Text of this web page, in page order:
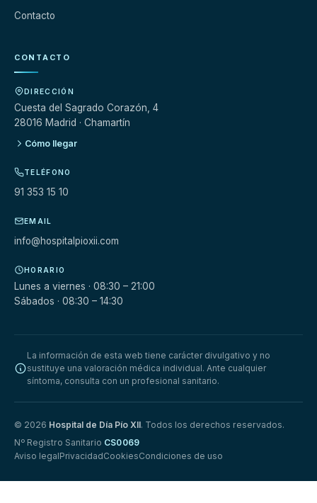
Contacto
CONTACTO
DIRECCIÓN
Cuesta del Sagrado Corazón, 4
28016 Madrid · Chamartín
Cómo llegar
TELÉFONO
91 353 15 10
EMAIL
info@hospitalpioxii.com
HORARIO
Lunes a viernes · 08:30 – 21:00
Sábados · 08:30 – 14:30
La información de esta web tiene carácter divulgativo y no
sustituye una valoración médica individual. Ante cualquier
síntoma, consulta con un profesional sanitario.
© 2026 Hospital de Día Pío XII. Todos los derechos reservados.
Nº Registro Sanitario CS0069
Aviso legalPrivacidadCookiesCondiciones de uso